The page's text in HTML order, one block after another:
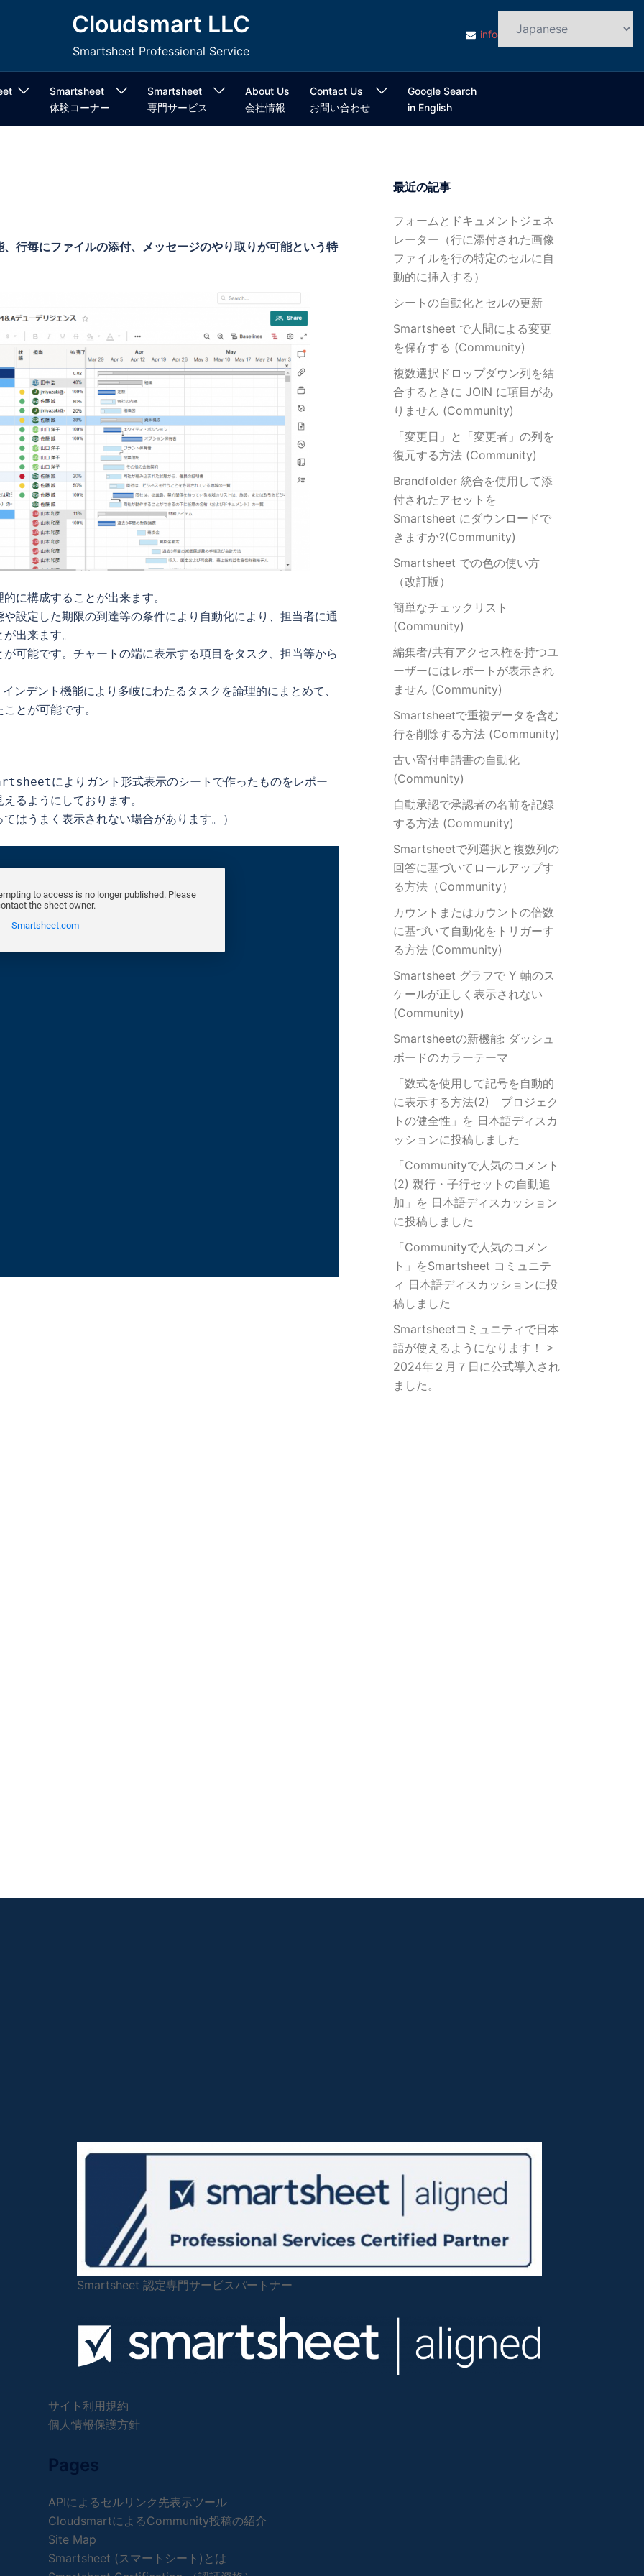
Cloudsmart LLC
Smartsheet Professional Service
info@cloudsmart.jp
Smartsheet
体験コーナー
Smartsheet
専門サービス
About Us
会社情報
Contact Us
お問い合わせ
Google Search
in English
行毎にファイルの添付、メッセージのやり取りが可能という特
に構成することが出来ます。
設定した期限の到達等の条件により自動化により、担当者に通
出来ます。
可能です。チャートの端に表示する項目をタスク、担当等から
ンデント機能により多岐にわたるタスクを論理的にまとめて、
とが可能です。
によりガント形式表示のシートで作ったものをレポー
るようにしております。
はうまく表示されない場合があります。）
最近の記事
フォームとドキュメントジェネ
レーター（行に添付された画像
ファイルを行の特定のセルに自
動的に挿入する）
シートの自動化とセルの更新
Smartsheet で人間による変更
を保存する (Community)
複数選択ドロップダウン列を結
合するときに JOIN に項目があ
りません (Community)
「変更日」と「変更者」の列を
復元する方法 (Community)
Brandfolder 統合を使用して添
付されたアセットを
Smartsheet にダウンロードで
きますか?(Community)
Smartsheet での色の使い方
（改訂版）
簡単なチェックリスト
(Community)
編集者/共有アクセス権を持つユ
ーザーにはレポートが表示され
ません (Community)
Smartsheetで重複データを含む
行を削除する方法 (Community)
古い寄付申請書の自動化
(Community)
自動承認で承認者の名前を記録
する方法 (Community)
Smartsheetで列選択と複数列の
回答に基づいてロールアップす
る方法（Community）
カウントまたはカウントの倍数
に基づいて自動化をトリガーす
る方法 (Community)
Smartsheet グラフで Y 軸のス
ケールが正しく表示されない
(Community)
Smartsheetの新機能: ダッシュ
ボードのカラーテーマ
「数式を使用して記号を自動的
に表示する方法(2) プロジェク
トの健全性」を 日本語ディスカ
ッションに投稿しました
「Communityで人気のコメント
(2) 親行・子行セットの自動追
加」を 日本語ディスカッション
に投稿しました
「Communityで人気のコメン
ト」をSmartsheet コミュニテ
ィ 日本語ディスカッションに投
稿しました
Smartsheetコミュニティで日本
語が使えるようになります！ >
2024年２月７日に公式導入され
ました。
Smartsheet 認定専門サービスパートナー
サイト利用規約
個人情報保護方針
Pages
APIによるセルリンク先表示ツール
CloudsmartによるCommunity投稿の紹介
Site Map
Smartsheet (スマートシート)とは